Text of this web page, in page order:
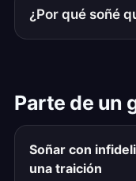
¿Por qué soñé
Parte de un
Soñar con
una traición